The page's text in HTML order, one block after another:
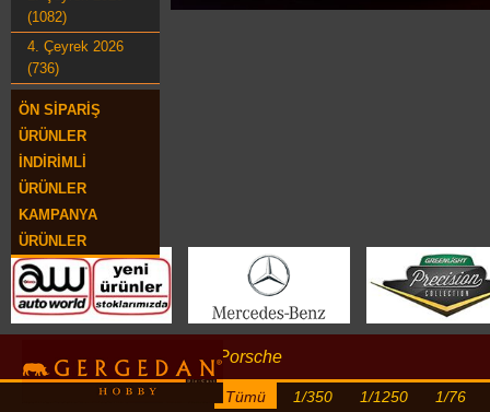
(1082)
4. Çeyrek 2026
(736)
ÖN SIPARIŞ
ÜRÜNLER
İNDIRIMLI
ÜRÜNLER
KAMPANYA
ÜRÜNLER
Porsche
Tümü 1/350 1/1250
1/76